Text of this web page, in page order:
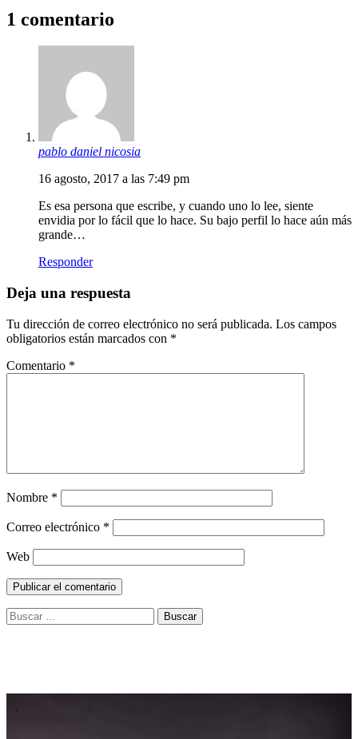
1 comentario
pablo daniel nicosia
16 agosto, 2017 a las 7:49 pm
Es esa persona que escribe, y cuando uno lo lee, siente
envidia por lo fácil que lo hace. Su bajo perfil lo hace aún más
grande…
Responder
Deja una respuesta
Tu dirección de correo electrónico no será publicada. Los campos
obligatorios están marcados con *
Comentario *
Nombre *
Correo electrónico *
Web
Buscar: